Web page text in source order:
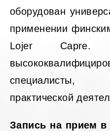
оборудован
применении
Lojer Capre.
специалисты,
практической
Запись на прием в